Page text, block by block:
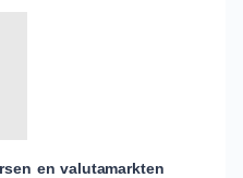
en valutamarkten